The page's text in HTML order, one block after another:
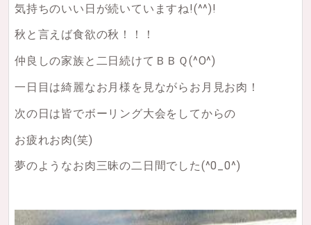
気持ちのいい日が続いていますね!(^^)!
秋と言えば食欲の秋！！！
仲良しの家族と二日続けてＢＢＱ(^O^)
一日目は綺麗なお月様を見ながらお月見お肉！
次の日は皆でボーリング大会をしてからの
お疲れお肉(笑)
夢のようなお肉三昧の二日間でした(^0_0^)